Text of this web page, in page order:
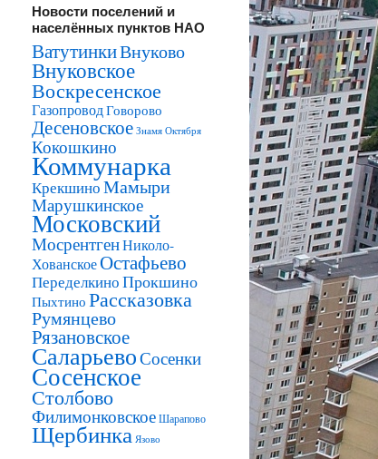
Новости поселений и
населённых пунктов НАО
ВатутинкиВнуково
Внуковское
Воскресенское
ГазопроводГоворово
Десеновское Знамя Октября
Кокошкино
Коммунарка
КрекшиноМамыри
Марушкинское
Московский
МосрентгенНиколо-
ХованскоеОстафьево
ПеределкиноПрокшино
Пыхтино Рассказовка
Румянцево
Рязановское
СаларьевоСосенки
Сосенское
Столбово
ФилимонковскоеШарапово
Щербинка Язово